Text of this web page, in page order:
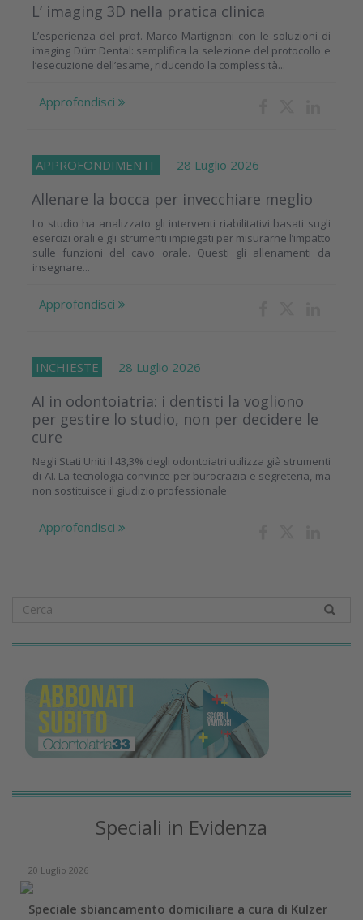
L’ imaging 3D nella pratica clinica
L’esperienza del prof. Marco Martignoni con le soluzioni di
imaging Dürr Dental: semplifica la selezione del protocollo e
l’esecuzione dell’esame, riducendo la complessità...
Approfondisci
APPROFONDIMENTI 28 Luglio 2026
Allenare la bocca per invecchiare meglio
Lo studio ha analizzato gli interventi riabilitativi basati sugli
esercizi orali e gli strumenti impiegati per misurarne l’impatto
sulle funzioni del cavo orale. Questi gli allenamenti da
insegnare...
Approfondisci
INCHIESTE 28 Luglio 2026
AI in odontoiatria: i dentisti la vogliono
per gestire lo studio, non per decidere le
cure
Negli Stati Uniti il 43,3% degli odontoiatri utilizza già strumenti
di AI. La tecnologia convince per burocrazia e segreteria, ma
non sostituisce il giudizio professionale
Approfondisci
Speciali in Evidenza
20 Luglio 2026
Speciale sbiancamento domiciliare a cura di Kulzer